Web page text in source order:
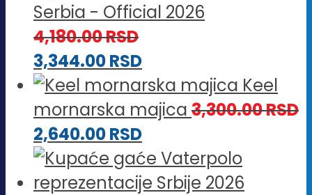
Serbia - Official 2026
4,180.00RSD
3,344.00RSD
Keel
mornarska majica 3,300.00RSD
2,640.00RSD